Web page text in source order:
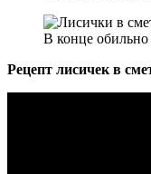
В конце
Рецепт лисичек в